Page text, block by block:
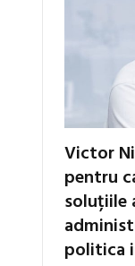
Victor
pentru
soluțiile
politica